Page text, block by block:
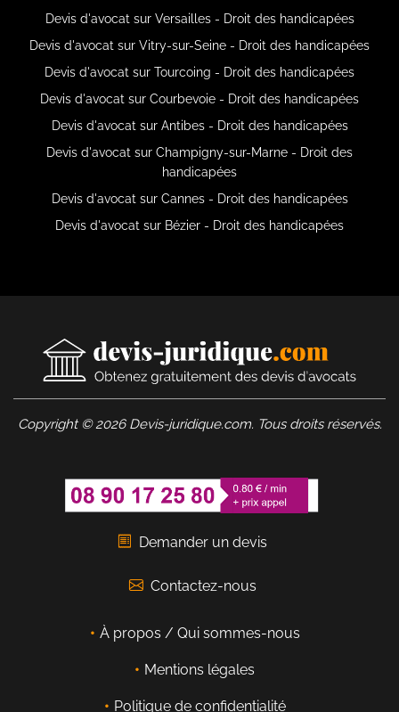
Devis d'avocat sur Versailles - Droit des handicapées
Devis d'avocat sur Vitry-sur-Seine - Droit des handicapées
Devis d'avocat sur Tourcoing - Droit des handicapées
Devis d'avocat sur Courbevoie - Droit des handicapées
Devis d'avocat sur Antibes - Droit des handicapées
Devis d'avocat sur Champigny-sur-Marne - Droit des
handicapées
Devis d'avocat sur Cannes - Droit des handicapées
Devis d'avocat sur Bézier - Droit des handicapées
Copyright © 2026 Devis-juridique.com. Tous droits réservés.
Demander un devis
Contactez-nous
À propos / Qui sommes-nous
Mentions légales
Politique de confidentialité